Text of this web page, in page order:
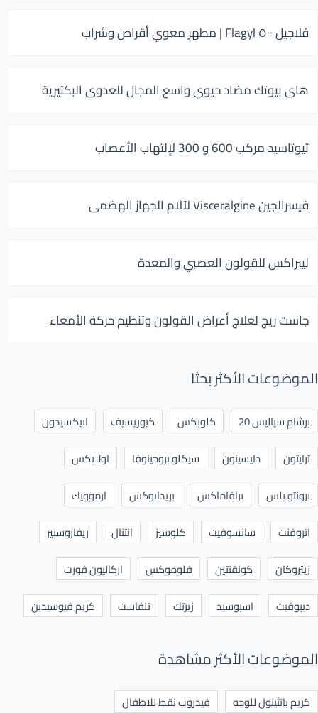
فلاجيل ٥٠٠ Flagyl | مطهر معوي أقراص وشراب
هاى بيوتك مضاد حيوي واسع المجال للعدوى البكتيرية
ثيوتاسيد مركب 600 و 300 لإلتهاب الأعصاب
فيسرالجين Visceralgine لآلام الجهاز الهضمى
ليبراكس للقولون العصبي والمعدة
جاست ريج لعلاج أعراض القولون وتنظيم حركة الأمعاء
الموضوعات الأكثر بحثا
برشام سياليس 20 كلوبكس كيوريسيف
ابيكسيدون
ترايتون
دايسينون سيكلو بروجينوفا
اولابكس
برونتو بلس
برافاماكس بريدابوكس
ارموويك
اتروفنت
سانسوفيت كلوسيز انتنال
ريفاروسبير
زيثروكان
كونفنتين فلوموكس
اركاليون فورت
ديبوفيت
اسبوسيد زيرتك تلفاست كريم فيوسيدين
الموضوعات الأكثر مشاهدة
كريم بانثينول للوجه
فيدروب نقط للاطفال